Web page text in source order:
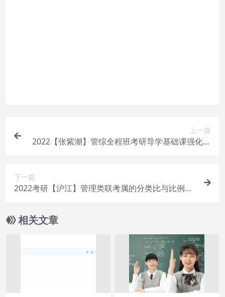
上一篇
2022【张紫潮】管综全程班考研导学基础课强化版
下一篇
2022考研【沪江】管理类联考属的分类比与比例行
相关文章